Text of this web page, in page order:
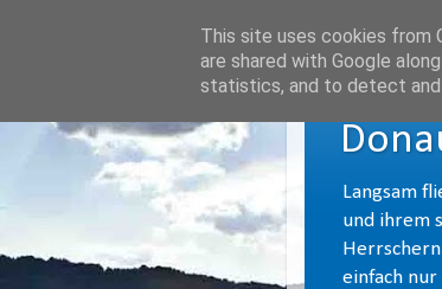
Langsam
und ihrem
einfach
This site uses cookies from
are shared with Google
statistics, and to detect and